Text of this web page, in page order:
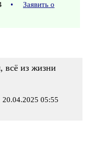
•
Заявить о
всё из жизни
20.04.2025 05:55